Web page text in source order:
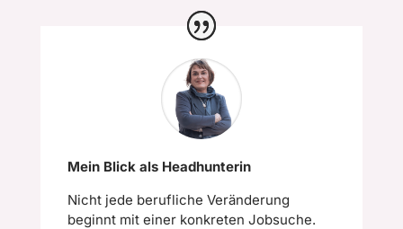
Mein Blick als Headhunterin
Nicht jede berufliche Veränderung
beginnt mit einer konkreten Jobsuche.